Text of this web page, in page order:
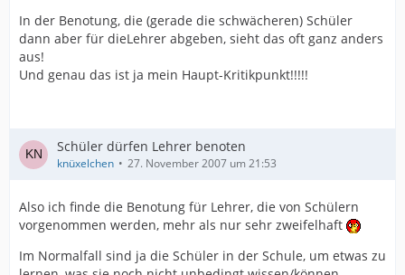
In der Benotung, die (gerade die schwächeren) Schüler
dann aber für dieLehrer abgeben, sieht das oft ganz anders
aus!
Und genau das ist ja mein Haupt-Kritikpunkt!!!!!
Schüler dürfen Lehrer benoten
knüxelchen 27. November 2007 um 21:53
Also ich finde die Benotung für Lehrer, die von Schülern
vorgenommen werden, mehr als nur sehr zweifelhaft
Im Normalfall sind ja die Schüler in der Schule, um etwas zu